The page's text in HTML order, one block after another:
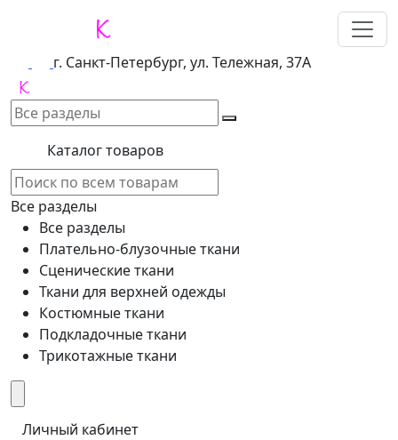
г. Санкт-Петербург, ул. Тележная, 37А
Каталог товаров
Все разделы
Все разделы
Плательно-блузочные ткани
Сценические ткани
Ткани для верхней одежды
Костюмные ткани
Подкладочные ткани
Трикотажные ткани
Личный кабинет